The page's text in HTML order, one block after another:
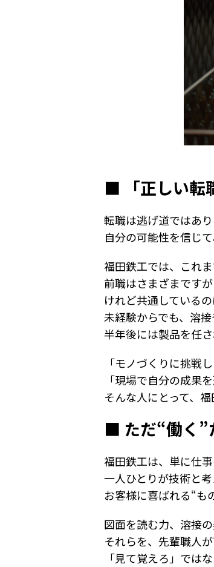
■ 「正しい転
転職は逃げ道ではあり
自分の可能性を信じ
福田鉄工では、これ
前職はさまざまですが
けれど共通している
未経験からでも、溶
半年後には製品を任
「モノづくりに挑戦し
「現場で自分の成果
そんな人にとって、
■ ただ“働く”
福田鉄工は、単に仕
一人ひとりが技術と考
お客様に喜ばれる“も
図面を読む力、溶接
それらを、先輩職人が
「見て覚えろ」では